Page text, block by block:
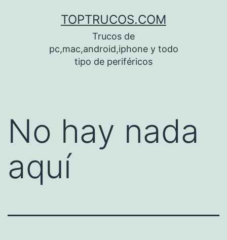
TOPTRUCOS.COM
Trucos de
pc,mac,android,iphone y todo
tipo de periféricos
No hay nada
aquí